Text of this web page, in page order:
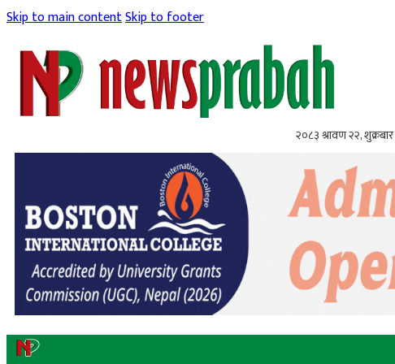
Skip to main contentSkip to footer
२०८३ श्रावण २२, शुक्रबार